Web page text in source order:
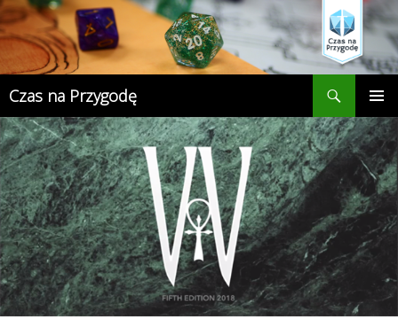
Przejdź
do
treści
Czas na Przygodę
MENU